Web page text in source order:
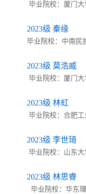
毕业院校：厦门
2023级 秦缘
毕业院校：中南民
2023级 莫浩威
毕业院校：厦门大
2023级 林虹
毕业院校：合肥
2023级 李世琦
毕业院校：山东
2023级 林思睿
毕业院校：华东